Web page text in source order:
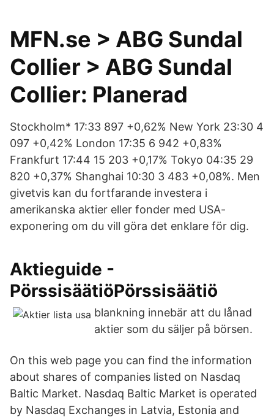
MFN.se > ABG Sundal
Collier > ABG Sundal
Collier: Planerad
Stockholm* 17:33 897 +0,62% New York 23:30 4
097 +0,42% London 17:35 6 942 +0,83%
Frankfurt 17:44 15 203 +0,17% Tokyo 04:35 29
820 +0,37% Shanghai 10:30 3 483 +0,08%. Men
givetvis kan du fortfarande investera i
amerikanska aktier eller fonder med USA-
exponering om du vill göra det enklare för dig.
Aktieguide -
PörssisäätiöPörssisäätiö
blankning innebär att du lånad
aktier som du säljer på börsen.
On this web page you can find the information
about shares of companies listed on Nasdaq
Baltic Market. Nasdaq Baltic Market is operated
by Nasdaq Exchanges in Latvia, Estonia and